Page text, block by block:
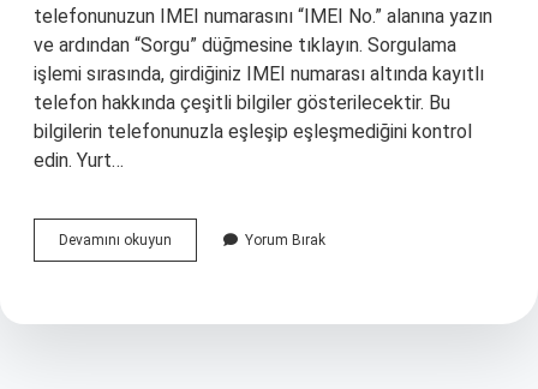
telefonunuzun IMEI numarasını “IMEI No.” alanına yazın
ve ardından “Sorgu” düğmesine tıklayın. Sorgulama
işlemi sırasında, girdiğiniz IMEI numarası altında kayıtlı
telefon hakkında çeşitli bilgiler gösterilecektir. Bu
bilgilerin telefonunuzla eşleşip eşleşmediğini kontrol
edin. Yurt…
Devamını okuyun Yurtdışından
Gelen
Olduğunu
Yorum Bırak